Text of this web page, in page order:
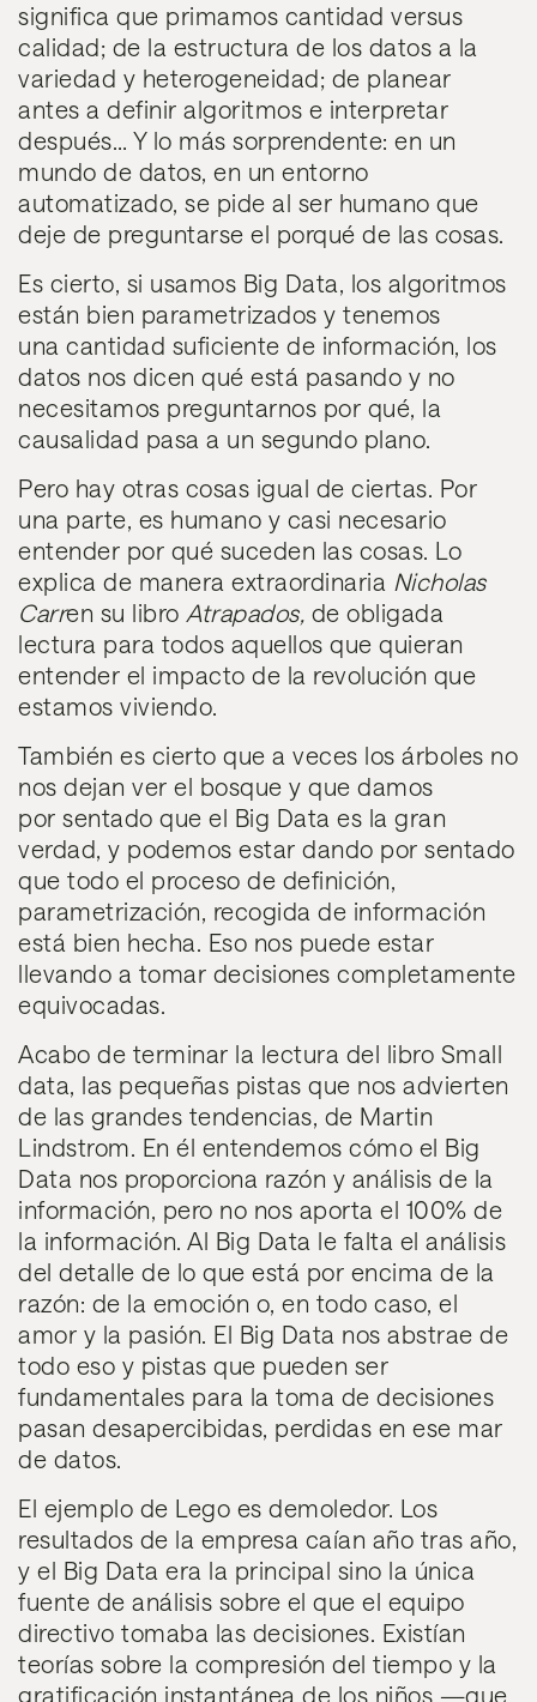
significa que primamos cantidad versus
calidad; de la estructura de los datos a la
variedad y heterogeneidad; de planear
antes a definir algoritmos e interpretar
después… Y lo más sorprendente: en un
mundo de datos, en un entorno
automatizado, se pide al ser humano que
deje de preguntarse el porqué de las cosas.
Es cierto, si usamos Big Data, los algoritmos
están bien parametrizados y tenemos
una cantidad suficiente de información, los
datos nos dicen qué está pasando y no
necesitamos preguntarnos por qué, la
causalidad pasa a un segundo plano.
Pero hay otras cosas igual de ciertas. Por
una parte, es humano y casi necesario
entender por qué suceden las cosas. Lo
explica de manera extraordinaria Nicholas
Carren su libro Atrapados, de obligada
lectura para todos aquellos que quieran
entender el impacto de la revolución que
estamos viviendo.
También es cierto que a veces los árboles no
nos dejan ver el bosque y que damos
por sentado que el Big Data es la gran
verdad, y podemos estar dando por sentado
que todo el proceso de definición,
parametrización, recogida de información
está bien hecha. Eso nos puede estar
llevando a tomar decisiones completamente
equivocadas.
Acabo de terminar la lectura del libro Small
data, las pequeñas pistas que nos advierten
de las grandes tendencias, de Martin
Lindstrom. En él entendemos cómo el Big
Data nos proporciona razón y análisis de la
información, pero no nos aporta el 100% de
la información. Al Big Data le falta el análisis
del detalle de lo que está por encima de la
razón: de la emoción o, en todo caso, el
amor y la pasión. El Big Data nos abstrae de
todo eso y pistas que pueden ser
fundamentales para la toma de decisiones
pasan desapercibidas, perdidas en ese mar
de datos.
El ejemplo de Lego es demoledor. Los
resultados de la empresa caían año tras año,
y el Big Data era la principal sino la única
fuente de análisis sobre el que el equipo
directivo tomaba las decisiones. Existían
teorías sobre la compresión del tiempo y la
gratificación instantánea de los niños —que